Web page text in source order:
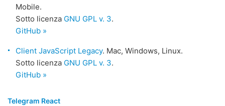
Mobile.
Sotto licenza GNU GPL v. 3.
GitHub »
Client JavaScript Legacy. Mac, Windows, Linux.
Sotto licenza GNU GPL v. 3.
GitHub »
Telegram React